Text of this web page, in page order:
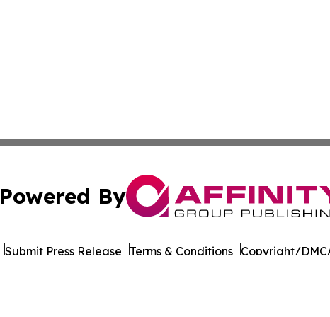
Powered By
Submit Press Release Terms & Conditions Copyright/